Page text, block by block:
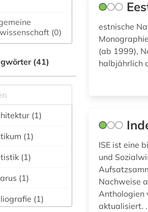
(0)
und
Sprach-
und
(1)
(0)
(41)
(1)
(1)
(1)
(1)
(1)
estnische
(ab 1999),
halbjährlich
ISE ist eine
und
Nachweise
Anthologien
aktualisiert.